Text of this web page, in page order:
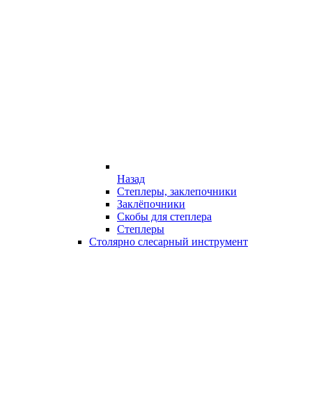
Назад
Степлеры, заклепочники
Заклёпочники
Скобы для степлера
Степлеры
Столярно слесарный инструмент